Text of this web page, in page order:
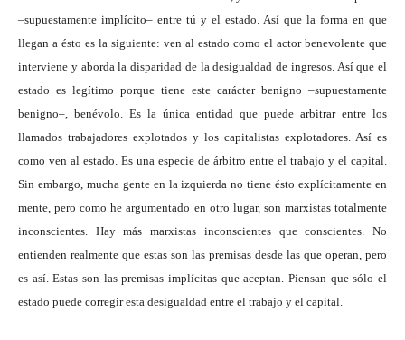
–supuestamente implícito– entre tú y el estado. Así que la forma en que
llegan a ésto es la siguiente: ven al estado como el actor benevolente que
interviene y aborda la disparidad de la desigualdad de ingresos. Así que el
estado es legítimo porque tiene este carácter benigno –supuestamente
benigno–, benévolo. Es la única entidad que puede arbitrar entre los
llamados trabajadores explotados y los capitalistas explotadores. Así es
como ven al estado. Es una especie de árbitro entre el trabajo y el capital.
Sin embargo, mucha gente en la izquierda no tiene ésto explícitamente en
mente, pero como he argumentado en otro lugar, son marxistas totalmente
inconscientes. Hay más marxistas inconscientes que conscientes. No
entienden realmente que estas son las premisas desde las que operan, pero
es así. Estas son las premisas implícitas que aceptan. Piensan que sólo el
estado puede corregir esta desigualdad entre el trabajo y el capital.